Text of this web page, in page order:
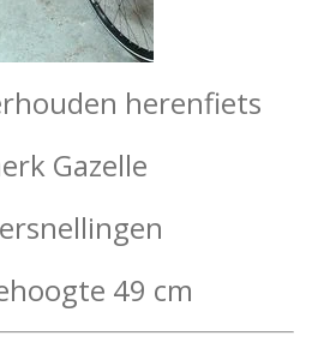
herenfiets
Gazelle
49 cm